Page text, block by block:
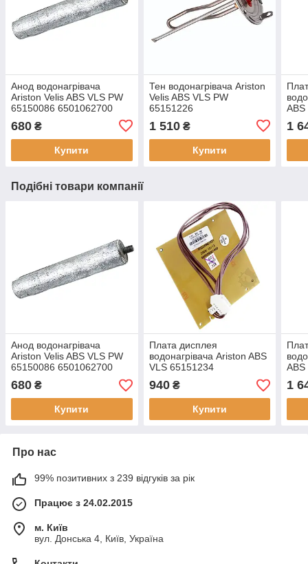
Анод водонагрівача
Ariston Velis ABS VLS PW
65150086 6501062700
680 ₴
Купити
Тен водонагрівача Ariston
Velis ABS VLS PW
65151226
1 510₴
Купити
1
Подібні товари компанії
Анод водонагрівача
Ariston Velis ABS VLS PW
65150086 6501062700
680 ₴
Купити
Плата дисплея
водонагрівача Ariston ABS
VLS 65151234
940₴
Купити
1
Про нас
99% позитивних з 239 відгуків за рік
Працює з 24.02.2015
м. Київ
вул. Донська 4, Київ, Україна